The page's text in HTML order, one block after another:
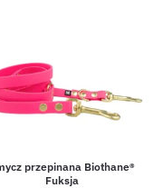
przepinana Biothane®
Fuksja